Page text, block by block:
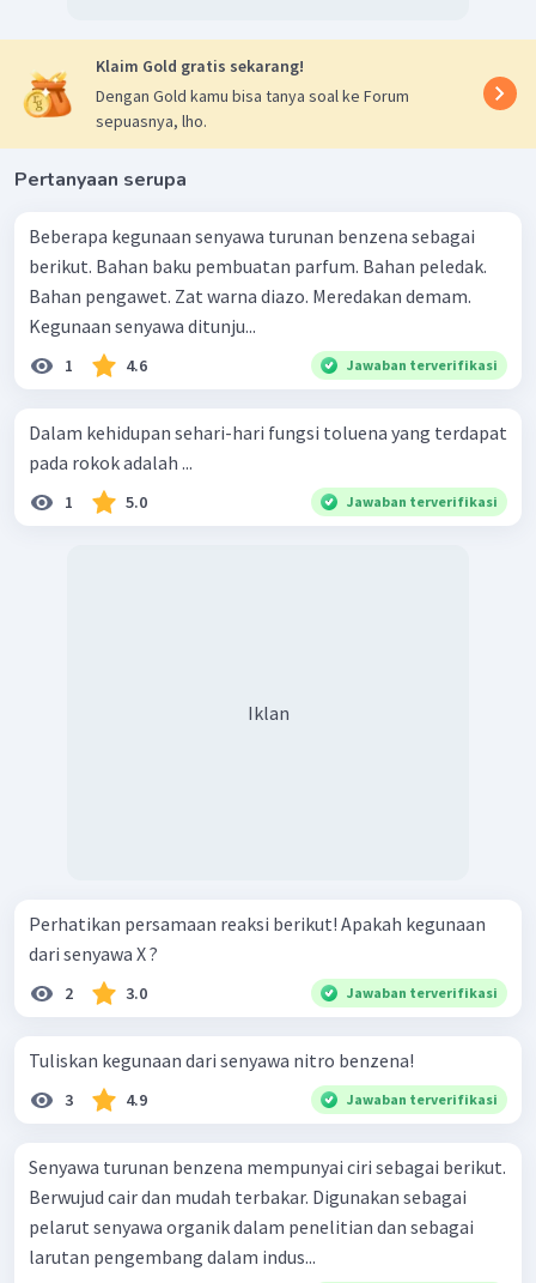
Klaim Gold gratis sekarang!
Dengan Gold kamu bisa tanya soal ke Forum
sepuasnya, lho.
Pertanyaan serupa
Beberapa kegunaan senyawa turunan benzena sebagai
berikut. Bahan baku pembuatan parfum. Bahan peledak.
Bahan pengawet. Zat warna diazo. Meredakan demam.
Kegunaan senyawa ditunju...
1 4.6 Jawaban terverifikasi
Dalam kehidupan sehari-hari fungsi toluena yang terdapat
pada rokok adalah ...
1 5.0 Jawaban terverifikasi
Iklan
Perhatikan persamaan reaksi berikut! Apakah kegunaan
dari senyawa X ?
2 3.0 Jawaban terverifikasi
Tuliskan kegunaan dari senyawa nitro benzena!
3 4.9 Jawaban terverifikasi
Senyawa turunan benzena mempunyai ciri sebagai berikut.
Berwujud cair dan mudah terbakar. Digunakan sebagai
pelarut senyawa organik dalam penelitian dan sebagai
larutan pengembang dalam indus...